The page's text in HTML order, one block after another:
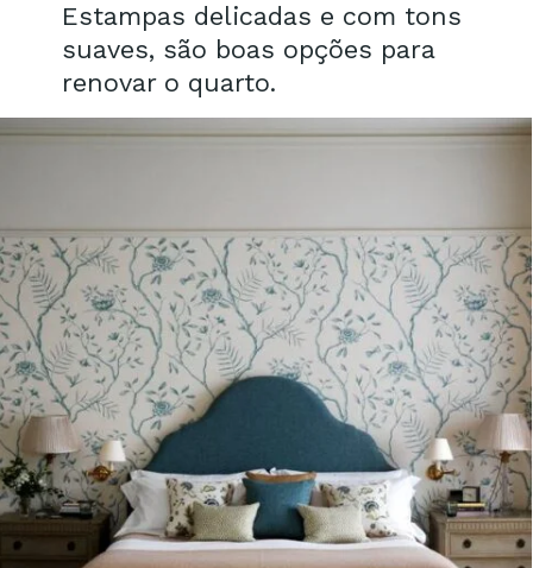
Estampas delicadas e com tons
suaves, são boas opções para
renovar o quarto.